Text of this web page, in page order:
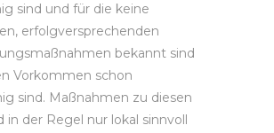
sind und für die keine
erfolgversprechenden
bekannt sind
Vorkommen schon
sind. Maßnahmen zu diesen
in der Regel nur lokal sinnvoll